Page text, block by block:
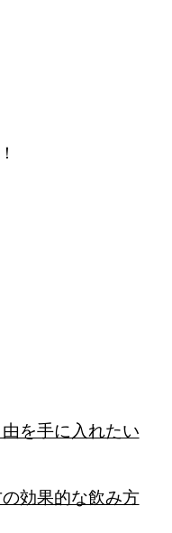
を手に入れたい
効果的な飲み方